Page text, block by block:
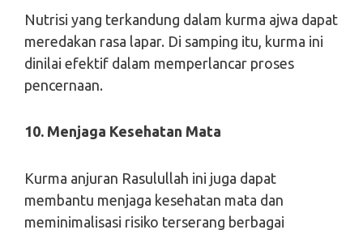
Nutrisi yang terkandung dalam kurma ajwa dapat
meredakan rasa lapar. Di samping itu, kurma ini
dinilai efektif dalam memperlancar proses
pencernaan.
10. Menjaga Kesehatan Mata
Kurma anjuran Rasulullah ini juga dapat
membantu menjaga kesehatan mata dan
meminimalisasi risiko terserang berbagai